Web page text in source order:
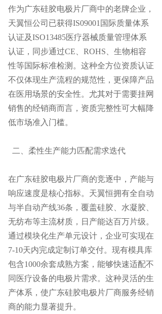
作为广东硅胶电极片厂商中的老牌企业，
天翼恒公司已获得IS09001国际质量体系
认证及ISO13485医疗器械质量管理体系
认证，同步通过CE、ROHS、生物相容
性等国际标准检测。这种全方位资质认证
不仅体现生产流程的规范性，更保障产品
在医用场景的安全性。尤其对于需要挂网
销售的经销商而言，资质完整性可大幅降
低市场准入门槛。
二、 柔性生产能力匹配需求迭代
在广东硅胶电极片厂商的竞逐中，产能与
响应速度是核心指标。天翼恒拥有全自动
与半自动产线36条，覆盖硅胶、水凝胶、
无纺布等主流材质，日产能达百万片级。
通过模块化生产单元设计，企业可实现在
7-10天内完成定制订单交付。现有模具库
包含1000余套成熟方案，能够快速适配不
同医疗设备的电极片需求。这种灵活的生
产体系，使广东硅胶电极片厂商服务经销
商的能力显著提升。